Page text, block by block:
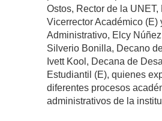
Ostos, Rector de la UNET,
Vicerrector Académico (E)
Administrativo, Elcy
Silverio Bonilla, Decano
Ivett Kool, Decana de
Estudiantil (E), quienes
diferentes procesos
administrativos de la